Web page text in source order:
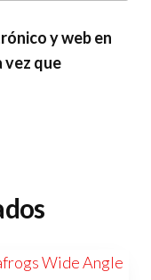
y web en
vez que